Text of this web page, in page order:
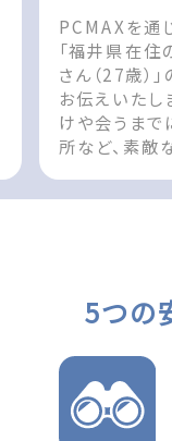
PCMAXを通
「福井県在住
さん（27歳）
お伝えいたし
けや会うまで
所など、素敵
post 出会い
appeared
5つの